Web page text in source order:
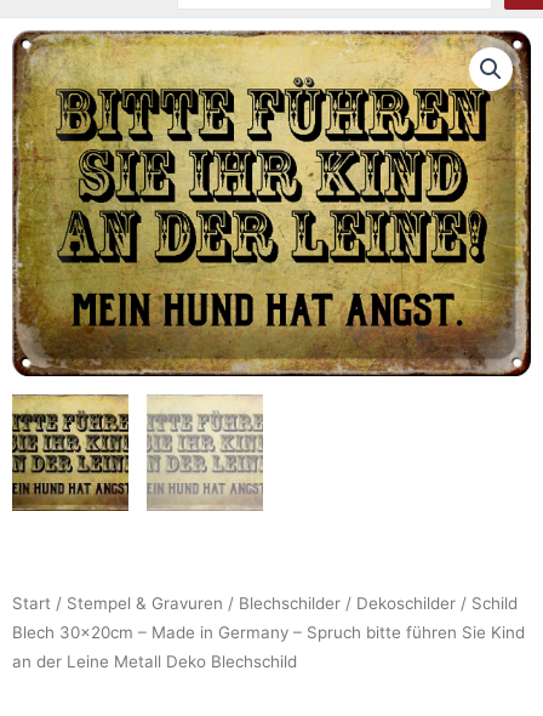
Start / Stempel & Gravuren / Blechschilder / Dekoschilder / Schild
Blech 30x20cm – Made in Germany – Spruch bitte führen Sie Kind
an der Leine Metall Deko Blechschild